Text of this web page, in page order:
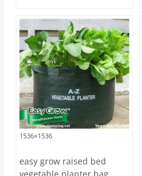
1536×1536
easy grow raised bed